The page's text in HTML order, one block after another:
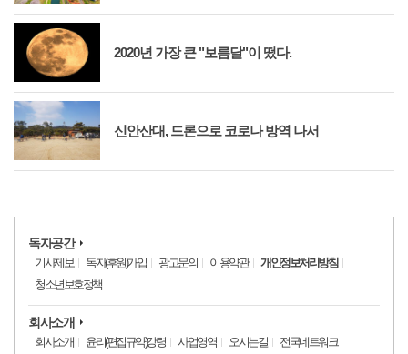
2020년 가장 큰 "보름달"이 떴다.
신안산대, 드론으로 코로나 방역 나서
독자공간
기사제보 독자(후원)가입 광고문의 이용약관
개인정보처리방침
청소년보호정책
회사소개
회사소개 윤리(편집규약)강령 사업영역 오시는길 전국네트워크